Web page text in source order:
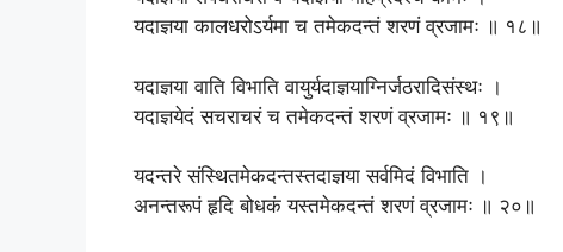
यदाज्ञया कालधरोऽर्यमा च तमेकदन्तं शरणं व्रजामः ॥ १८॥
यदाज्ञया वाति विभाति वायुर्यदाज्ञयाग्निर्जठरादिसंस्थः ।
यदाज्ञयेदं सचराचरं च तमेकदन्तं शरणं व्रजामः ॥ १९॥
यदन्तरे संस्थितमेकदन्तस्तदाज्ञया सर्वमिदं विभाति ।
अनन्तरूपं हृदि बोधकं यस्तमेकदन्तं शरणं व्रजामः ॥ २०॥